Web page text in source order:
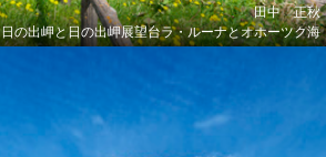
田中 正秋
日の出岬と日の出岬展望台ラ・ルーナとオホーツク海